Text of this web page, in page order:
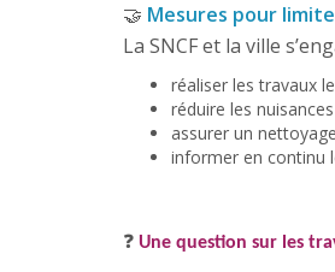
🤝 Mesures pour
La SNCF et la ville
réaliser les travaux
réduire les
assurer un
informer en continu
❓ Une question sur les